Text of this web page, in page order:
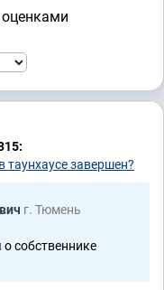
таунхаусе завершен?
г. Тюмень
собственнике